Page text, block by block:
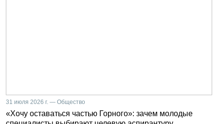
31 июля 2026 г. — Общество
«Хочу оставаться частью Горного»: зачем молодые